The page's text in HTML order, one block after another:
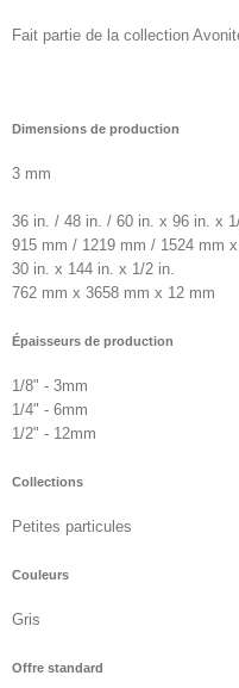
Fait partie de la collection
Dimensions de production
3 mm
36 in. / 48 in. / 60 in. x 96 in. x
915 mm / 1219 mm / 1524 mm
30 in. x 144 in. x 1/2 in.
762 mm x 3658 mm x 12 mm
Épaisseurs de production
1/8" - 3mm
1/4" - 6mm
1/2" - 12mm
Collections
Petites particules
Couleurs
Gris
Offre standard